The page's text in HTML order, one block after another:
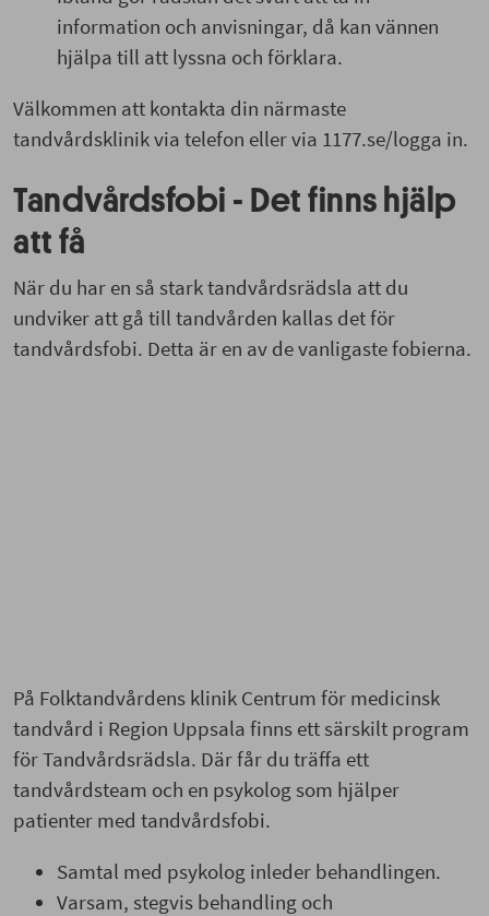
information och anvisningar, då kan vännen
hjälpa till att lyssna och förklara.
Välkommen att kontakta din närmaste
tandvårdsklinik via telefon eller via 1177.se/logga in.
Tandvårdsfobi - Det finns hjälp
att få
När du har en så stark tandvårdsrädsla att du
undviker att gå till tandvården kallas det för
tandvårdsfobi. Detta är en av de vanligaste fobierna.
På Folktandvårdens klinik Centrum för medicinsk
tandvård i Region Uppsala finns ett särskilt program
för Tandvårdsrädsla. Där får du träffa ett
tandvårdsteam och en psykolog som hjälper
patienter med tandvårdsfobi.
Samtal med psykolog inleder behandlingen.
Varsam, stegvis behandling och